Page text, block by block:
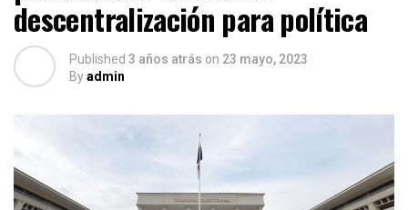
descentralización para política
Published 3 años atrás on 23 mayo, 2023
Byadmin